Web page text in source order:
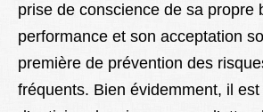
prise de conscience de sa propre
performance et son acceptation
première de prévention des
fréquents. Bien évidemment, il